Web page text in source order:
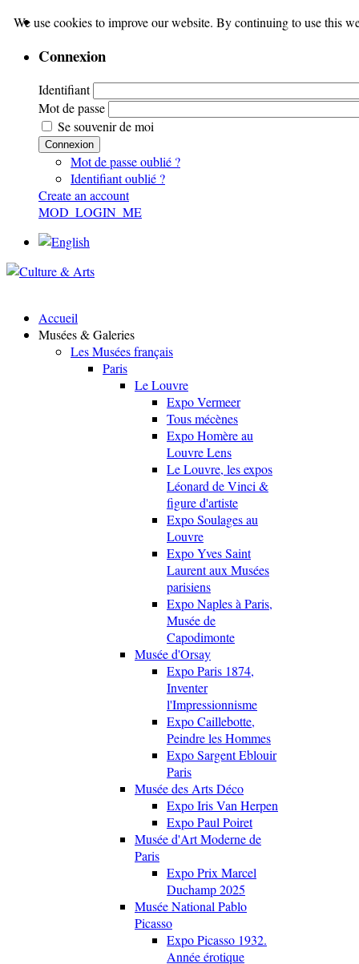
Connexion
Identifiant
Mot de passe
Se souvenir de moi
Connexion
Mot de passe oublié ?
Identifiant oublié ?
Create an account
MOD_LOGIN_ME
Accueil
Musées & Galeries
Les Musées français
Paris
Le Louvre
Expo Vermeer
Tous mécènes
Expo Homère au
Louvre Lens
Le Louvre, les expos
Léonard de Vinci &
figure d'artiste
Expo Soulages au
Louvre
Expo Yves Saint
Laurent aux Musées
parisiens
Expo Naples à Paris,
Musée de
Capodimonte
Musée d'Orsay
Expo Paris 1874,
Inventer
l'Impressionnisme
Expo Caillebotte,
Peindre les Hommes
Expo Sargent Eblouir
Paris
Musée des Arts Déco
Expo Iris Van Herpen
Expo Paul Poiret
Musée d'Art Moderne de
Paris
Expo Prix Marcel
Duchamp 2025
Musée National Pablo
Picasso
Expo Picasso 1932.
Année érotique
We use cookies to improve our website. By continuing to use this